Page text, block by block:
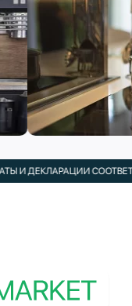
И ДЕКЛАРАЦИИ